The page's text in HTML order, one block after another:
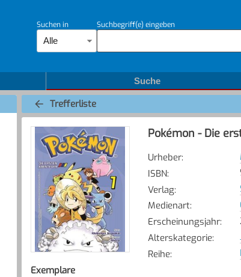
Suchen in
Alle
Suchbegriff(e) eingeben
Suche
Trefferliste
Pokémon - Die
Urheber:
ISBN:
Verlag:
Medienart:
Erscheinungsjahr:
Alterskategorie:
Reihe:
Exemplare